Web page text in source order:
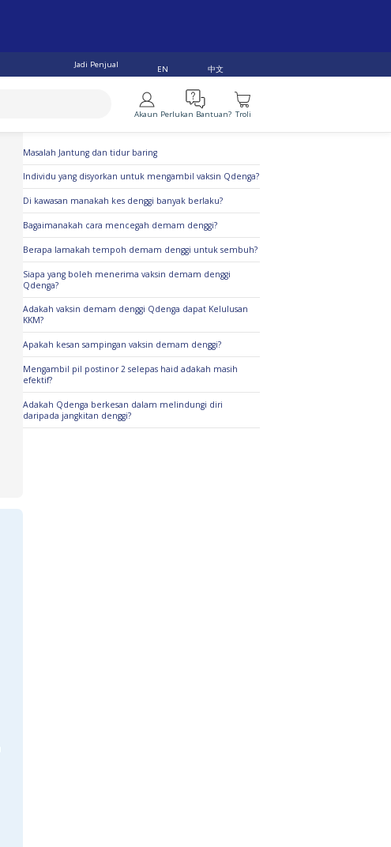
Jadi Penjual
EN 中文
Akaun Perlukan Bantuan? Troli
Masalah Jantung dan tidur baring
Individu yang disyorkan untuk mengambil vaksin Qdenga?
Di kawasan manakah kes denggi banyak berlaku?
Bagaimanakah cara mencegah demam denggi?
Berapa lamakah tempoh demam denggi untuk sembuh?
Siapa yang boleh menerima vaksin demam denggi
Qdenga?
Adakah vaksin demam denggi Qdenga dapat Kelulusan
KKM?
Apakah kesan sampingan vaksin demam denggi?
Mengambil pil postinor 2 selepas haid adakah masih
efektif?
Adakah Qdenga berkesan dalam melindungi diri
daripada jangkitan denggi?